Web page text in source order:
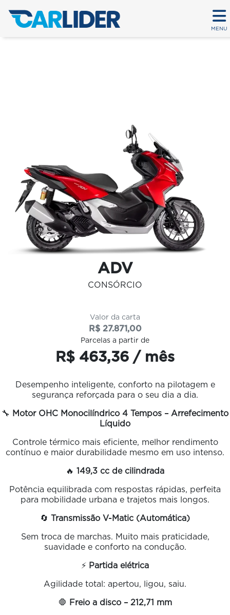
MENU
ADV
CONSÓRCIO
Valor da carta
R$ 27.871,00
Parcelas a partir de
R$ 463,36 / mês
Desempenho inteligente, conforto na pilotagem e
segurança reforçada para o seu dia a dia.
🔧 Motor OHC Monocilíndrico 4 Tempos – Arrefecimento
Líquido
Controle térmico mais eficiente, melhor rendimento
contínuo e maior durabilidade mesmo em uso intenso.
🔥 149,3 cc de cilindrada
Potência equilibrada com respostas rápidas, perfeita
para mobilidade urbana e trajetos mais longos.
🔄 Transmissão V-Matic (Automática)
Sem troca de marchas. Muito mais praticidade,
suavidade e conforto na condução.
⚡ Partida elétrica
Agilidade total: apertou, ligou, saiu.
🛑 Freio a disco – 212,71 mm